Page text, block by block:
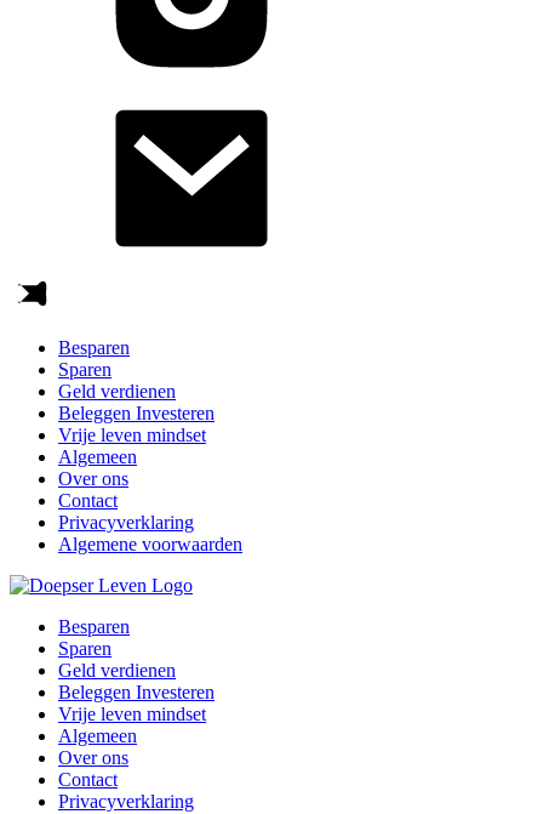
Besparen
Sparen
Geld verdienen
Beleggen Investeren
Vrije leven mindset
Algemeen
Over ons
Contact
Privacyverklaring
Algemene voorwaarden
Besparen
Sparen
Geld verdienen
Beleggen Investeren
Vrije leven mindset
Algemeen
Over ons
Contact
Privacyverklaring